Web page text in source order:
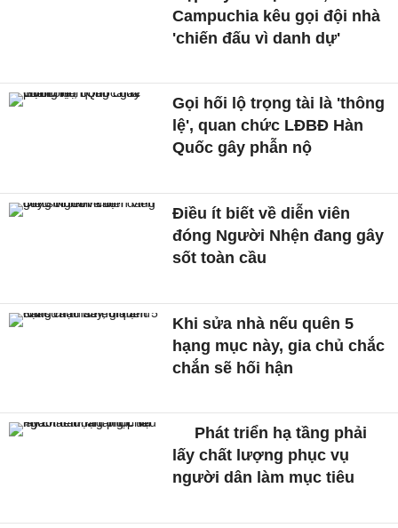
Campuchia kêu gọi đội nhà
'chiến đấu vì danh dự'
Gọi hối lộ trọng tài là 'thông
lệ', quan chức LĐBĐ Hàn
Quốc gây phẫn nộ
Điều ít biết về diễn viên
đóng Người Nhện đang gây
sốt toàn cầu
Khi sửa nhà nếu quên 5
hạng mục này, gia chủ chắc
chắn sẽ hối hận
Phát triển hạ tầng phải
lấy chất lượng phục vụ
người dân làm mục tiêu